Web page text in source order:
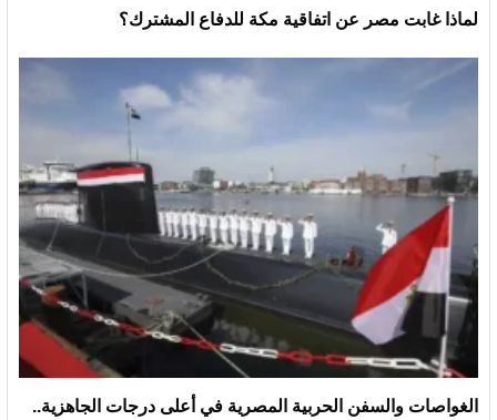
لماذا غابت مصر عن اتفاقية مكة للدفاع المشترك؟
الغواصات والسفن الحربية المصرية في أعلى درجات الجاهزية..